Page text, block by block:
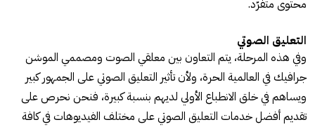
محتوى متفرّد.
التعليق الصوتي
وفي هذه المرحلة، يتم التعاون بين معلقي الصوت ومصممي الموشن
جرافيك في العالمية الحرة، ولأن تأثير التعليق الصوتي على الجمهور كبير
ويساهم في خلق الانطباع الأولي لديهم بنسبة كبيرة، فنحن نحرص على
تقديم أفضل خدمات التعليق الصوتي على مختلف الفيديوهات في كافة